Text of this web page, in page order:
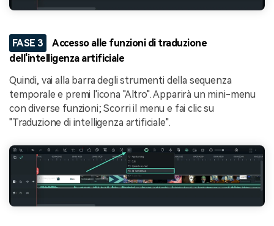
FASE 3
Accesso alle funzioni di traduzione
dell'intelligenza artificiale
Quindi, vai alla barra degli strumenti della sequenza
temporale e premi l'icona "Altro". Apparirà un mini-menu
con diverse funzioni; Scorri il menu e fai clic su
"Traduzione di intelligenza artificiale".